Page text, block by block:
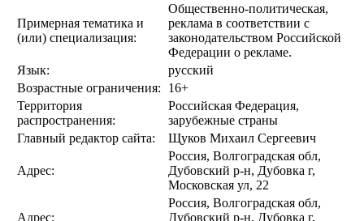
Примерная тематика и
(или) специализация:
Общественно-политическая,
реклама в соответствии с
законодательством Российской
Федерации о рекламе.
Язык:
русский
Возрастные ограничения:
16+
Территория
распространения:
Российская Федерация,
зарубежные страны
Главный редактор сайта:
Щуков Михаил Сергеевич
Адрес:
Россия, Волгоградская обл,
Дубовский р-н, Дубовка г,
Московская ул, 22
Адрес:
Россия, Волгоградская обл,
Дубовский р-н, Дубовка г,